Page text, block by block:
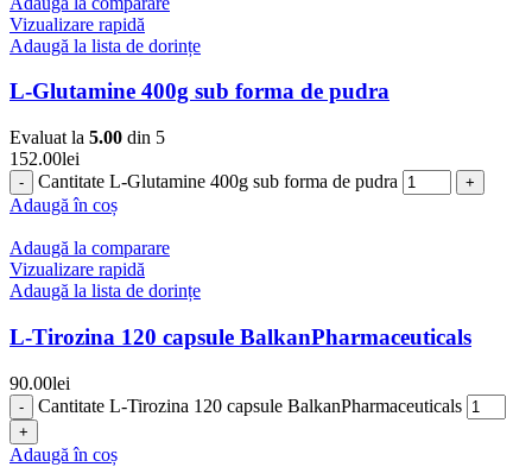
Vizualizare rapidă
Adaugă la lista de dorințe
L-Glutamine 400g sub forma de pudra
Evaluat la 5.00 din 5
152.00lei
Cantitate L-Glutamine 400g sub forma de pudra
Adaugă în coș
Adaugă la comparare
Vizualizare rapidă
Adaugă la lista de dorințe
L-Tirozina 120 capsule BalkanPharmaceuticals
90.00lei
Cantitate L-Tirozina 120 capsule BalkanPharmaceuticals
Adaugă în coș